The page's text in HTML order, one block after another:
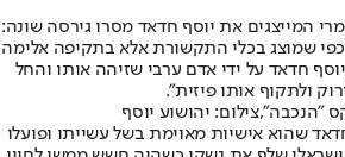
המייצגים את יוסף חדאד מסרו גירסה שונה:
כפי שמוצג בכלי התקשורת אלא בתקיפה אלימה
חדאד על ידי אדם ערבי שזיהה אותו והחל
ולתקוף אותו פיזית".
"הנכבה",צילום: יהושוע יוסף
שהוא אישיות מאוימת בשל עשייתו ופועלו